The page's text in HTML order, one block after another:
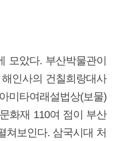
모았다. 부산박물관이
인사의 건칠희랑대사
미타여래설법상(보물)
화재 110여 점이 부산
쳐보인다. 삼국시대 처